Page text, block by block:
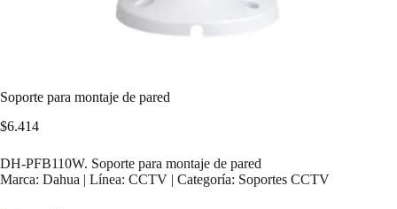
Soporte para montaje de pared
$6.414
DH-PFB110W. Soporte para montaje de pared
Marca: Dahua | Línea: CCTV | Categoría: Soportes CCTV